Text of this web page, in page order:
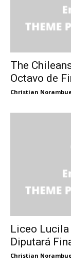
The
Octavo de
Christian
Liceo Lucila
Diputará
Christian